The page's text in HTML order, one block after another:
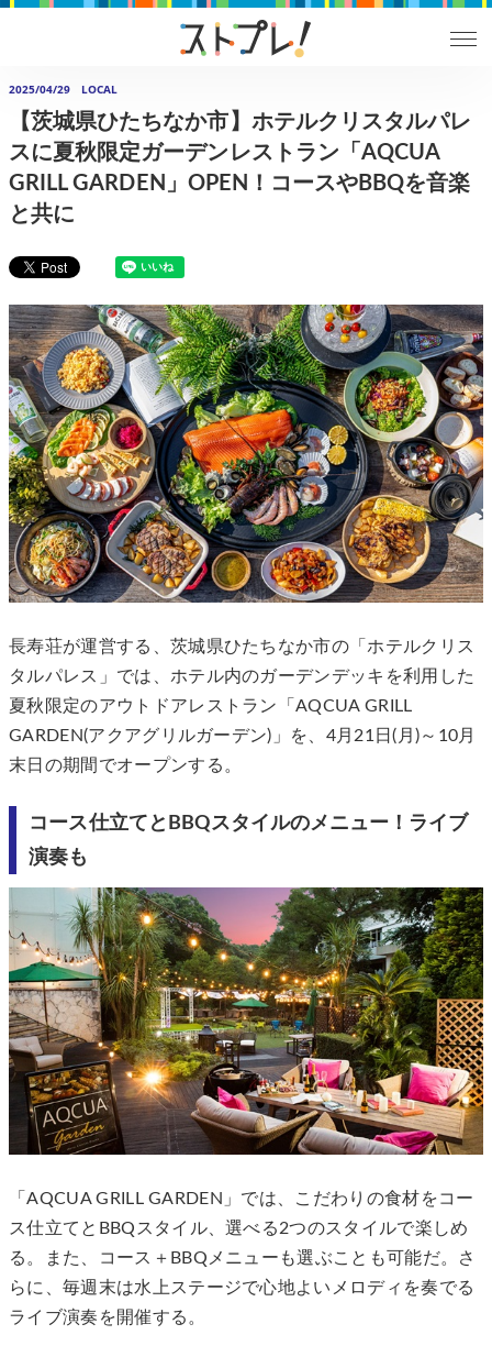
2025/04/29 LOCAL
【茨城県ひたちなか市】ホテルクリスタルパレ
スに夏秋限定ガーデンレストラン「AQCUA
GRILL GARDEN」OPEN！コースやBBQを音楽
と共に
長寿荘が運営する、茨城県ひたちなか市の「ホテルクリス
タルパレス」では、ホテル内のガーデンデッキを利用した
夏秋限定のアウトドアレストラン「AQCUA GRILL
GARDEN(アクアグリルガーデン)」を、4月21日(月)～10月
末日の期間でオープンする。
コース仕立てとBBQスタイルのメニュー！ライブ
演奏も
「AQCUA GRILL GARDEN」では、こだわりの食材をコー
ス仕立てとBBQスタイル、選べる2つのスタイルで楽しめ
る。また、コース＋BBQメニューも選ぶことも可能だ。さ
らに、毎週末は水上ステージで心地よいメロディを奏でる
ライブ演奏を開催する。